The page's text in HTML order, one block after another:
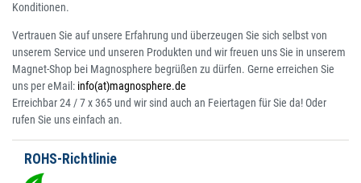
Konditionen.
Vertrauen Sie auf unsere Erfahrung und überzeugen Sie sich selbst von
unserem Service und unseren Produkten und wir freuen uns Sie in unserem
Magnet-Shop bei Magnosphere begrüßen zu dürfen. Gerne erreichen Sie
uns per eMail: info(at)magnosphere.de
Erreichbar 24 / 7 x 365 und wir sind auch an Feiertagen für Sie da! Oder
rufen Sie uns einfach an.
ROHS-Richtlinie